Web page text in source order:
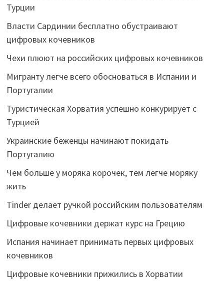
Турции
Власти Сардинии бесплатно обустраивают
цифровых кочевников
Чехи плюют на российских цифровых кочевников
Мигранту легче всего обосноваться в Испании и
Португалии
Туристическая Хорватия успешно конкурирует с
Турцией
Украинские беженцы начинают покидать
Португалию
Чем больше у моряка корочек, тем легче моряку
жить
Tinder делает ручкой российским пользователям
Цифровые кочевники держат курс на Грецию
Испания начинает принимать первых цифровых
кочевников
Цифровые кочевники прижились в Хорватии